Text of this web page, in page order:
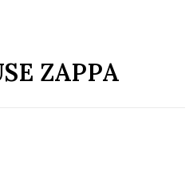
ZAPPA